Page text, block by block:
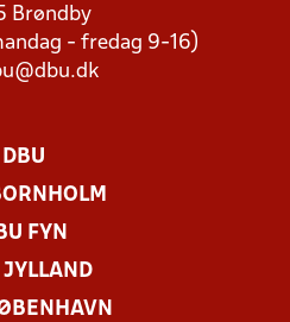
Brøndby
- fredag 9-16)
DBU
FYN
JYLLAND